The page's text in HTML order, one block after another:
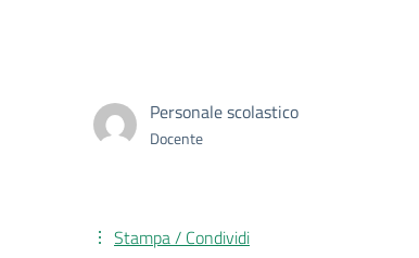
Personale scolastico
Docente
Stampa / Condividi